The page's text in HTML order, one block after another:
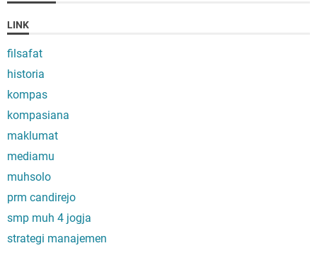
LINK
filsafat
historia
kompas
kompasiana
maklumat
mediamu
muhsolo
prm candirejo
smp muh 4 jogja
strategi manajemen